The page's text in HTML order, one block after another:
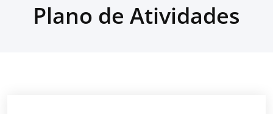
Plano de Atividades